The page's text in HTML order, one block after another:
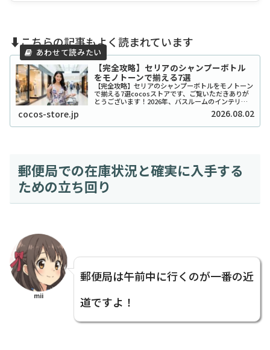
⬇️こちらの記事もよく読まれています
【完全攻略】セリアのシャンプーボトル
をモノトーンで揃える7選
【完全攻略】セリアのシャンプーボトルをモノトーン
で揃える7選cocosストアです、ご覧いただきありが
とうございます！2026年、バスルームのインテリア
をワンランク上げたいと考えているあなたに、セリア
のシャンプーボトル（モノトーン）はまさに救...
cocos-store.jp 2026.08.02
郵便局での在庫状況と確実に入手する
ための立ち回り
mii
郵便局は午前中に行くのが一番の近
道ですよ！